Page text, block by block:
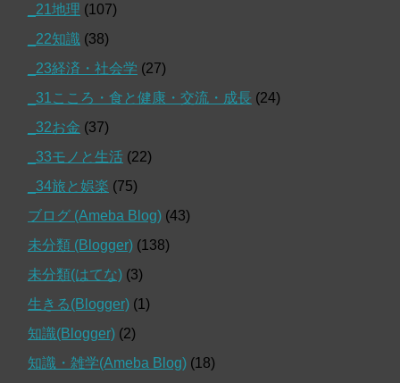
_21地理 (107)
_22知識 (38)
_23経済・社会学 (27)
_31こころ・食と健康・交流・成長 (24)
_32お金 (37)
_33モノと生活 (22)
_34旅と娯楽 (75)
ブログ (Ameba Blog) (43)
未分類 (Blogger) (138)
未分類(はてな) (3)
生きる(Blogger) (1)
知識(Blogger) (2)
知識・雑学(Ameba Blog) (18)